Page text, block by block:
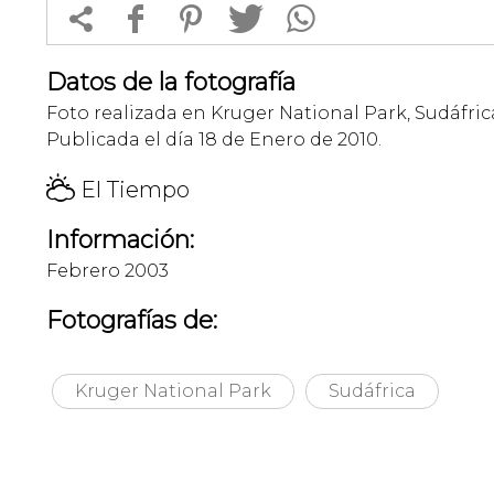
 f 1 T 
Datos de la fotografía
Foto realizada en Kruger National Park,
Publicada el día 18 de Enero de 2010.
H El Tiempo
Información:
Febrero 2003
Fotografías de:
Kruger National Park Sudáfrica